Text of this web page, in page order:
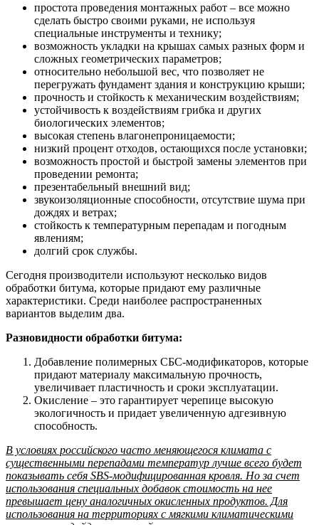
простота проведения монтажных работ – все можно
сделать быстро своими руками, не используя
специальные инструменты и технику;
возможность укладки на крышах самых разных форм и
сложных геометрических параметров;
относительно небольшой вес, что позволяет не
перегружать фундамент здания и конструкцию крыши;
прочность и стойкость к механическим воздействиям;
устойчивость к воздействиям грибка и других
биологических элементов;
высокая степень влагонепроницаемости;
низкий процент отходов, остающихся после установки;
возможность простой и быстрой замены элементов при
проведении ремонта;
презентабельный внешний вид;
звукоизоляционные способности, отсутствие шума при
дождях и ветрах;
стойкость к температурным перепадам и погодным
явлениям;
долгий срок службы.
Сегодня производители используют несколько видов
обработки битума, которые придают ему различные
характеристики. Среди наиболее распространенных
вариантов выделим два.
Разновидности обработки битума:
Добавление полимерных СБС-модификаторов, которые
придают материалу максимальную прочность,
увеличивает пластичность и сроки эксплуатации.
Окисление – это гарантирует черепице высокую
экологичность и придает увеличенную адгезивную
способность.
В условиях российского часто меняющегося климата с
существенными перепадами температур лучше всего будет
показывать себя SBS-модифицированная кровля. Но за счет
использования специальных добавок стоимость на нее
превышает цену аналогичных окисленных продуктов. Для
использования на территориях с мягкими климатическими